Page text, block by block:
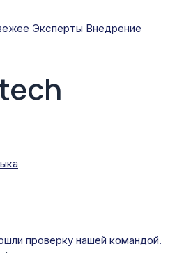
Эксперты Внедрение
проверку нашей командой.